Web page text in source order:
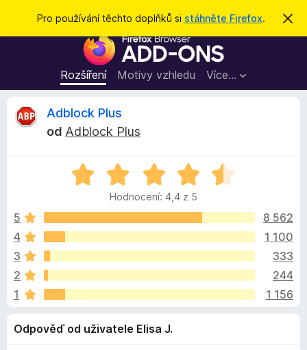
Pro používání těchto doplňků si stáhněte Firefox.
S
r
D
o
p
l
o
p
r
o
l
í
ž
e
e
Rozšíření Motivy vzhledu Více…
Přihlásit se
R
e
n
z
e
Adblock Plus
od Adblock Plus
H
n
c
n
:
,
Hodnocení: 4,4 z 5
5
8 562
4
1 100
3
333
2
244
1
1 156
Odpověď od uživatele Elisa J.